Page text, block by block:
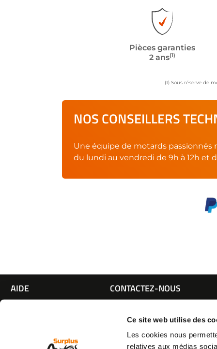
Ce site web utilise des
Les cookies nous
relatives aux médias
Pièces garanties
2 ans(1)
(1) Sous réserve de
NOS CONSEILLERS
Une équipe de motards passionnés
du lundi au vendredi de 9h à 12h et
AIDE
Espace pro
CONTACTEZ-NOUS
Par e-mail :Cliquez ici
05 63 42